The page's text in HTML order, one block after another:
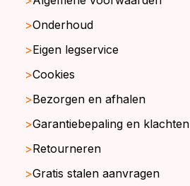
Onderhoud
Eigen legservice
Cookies
Bezorgen en afhalen
Garantiebepaling en klachten
Retourneren
Gratis stalen aanvragen